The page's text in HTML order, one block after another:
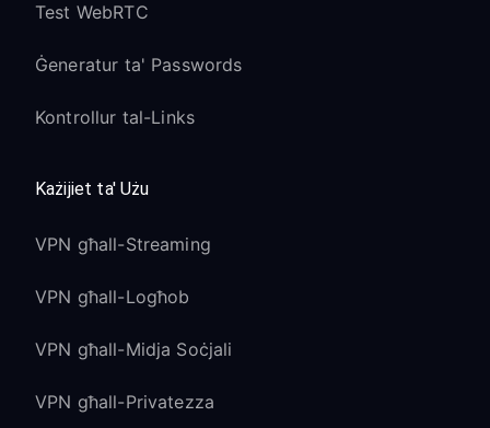
Test WebRTC
Ġeneratur ta' Passwords
Kontrollur tal-Links
Każijiet ta' Użu
VPN għall-Streaming
VPN għall-Logħob
VPN għall-Midja Soċjali
VPN għall-Privatezza